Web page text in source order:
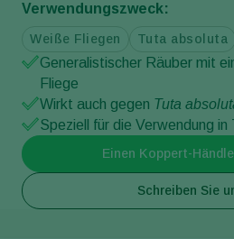
Verwendungszweck:
Weiße Fliegen Tuta absoluta
Generalistischer Räuber mit
Fliege
Wirkt auch gegen Tuta
Speziell für die Verwendung in
Einen Koppert-
Schreiben Sie